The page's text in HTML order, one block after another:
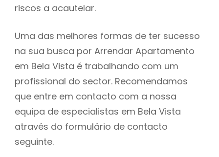
riscos a acautelar.
Uma das melhores formas de ter sucesso
na sua busca por Arrendar Apartamento
em Bela Vista é trabalhando com um
profissional do sector. Recomendamos
que entre em contacto com a nossa
equipa de especialistas em Bela Vista
através do formulário de contacto
seguinte.